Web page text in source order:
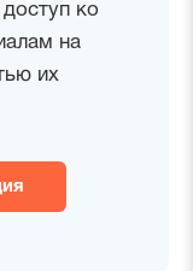
ко
на
их